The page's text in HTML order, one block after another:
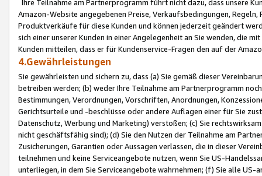
Ihre Teilnahme am Partnerprogramm führt nicht dazu, dass unsere
Amazon-Website angegebenen Preise, Verkaufsbedingungen,
Produktverkäufe für diese Kunden und können jederzeit geändert
sich einer unserer Kunden in einer Angelegenheit an Sie wenden, die
Kunden mitteilen, dass er für Kundenservice-Fragen den auf der
4.Gewährleistungen
Sie gewährleisten und sichern zu, dass (a) Sie gemäß dieser
betreiben werden; (b) weder Ihre Teilnahme am Partnerprogramm
Bestimmungen, Verordnungen, Vorschriften, Anordnungen,
Gerichtsurteile und -beschlüsse oder andere Auflagen einer für Sie
Datenschutz, Werbung und Marketing) verstoßen; (c) Sie
nicht geschäftsfähig sind); (d) Sie den Nutzen der Teilnahme am
Zusicherungen, Garantien oder Aussagen verlassen, die in dieser
teilnehmen und keine Serviceangebote nutzen, wenn Sie US-
unterliegen, in dem Sie Serviceangebote wahrnehmen; (f) Sie alle